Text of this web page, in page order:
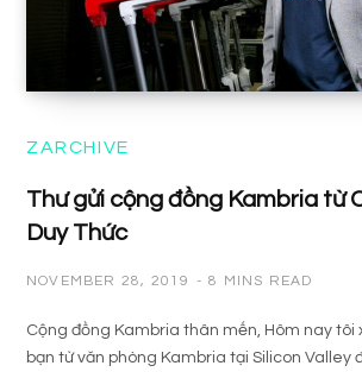
ZARCHIVE
Thư gửi cộng đồng Kambria từ
Duy Thức
NOVEMBER 28, 2019 8 MINS READ
Cộng đồng Kambria thân mến, Hôm nay tôi
bạn từ văn phòng Kambria tại Silicon Valley